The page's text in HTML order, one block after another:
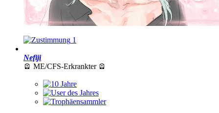
1
Nefiji
🪫 ME/CFS-Erkrankter 🪫